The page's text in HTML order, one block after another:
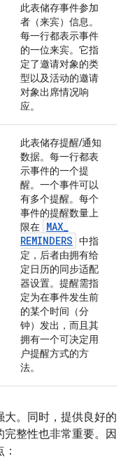
此表储存事件参加
者（来宾）信息。
每一行都表示事件
的一位来宾。它指
定了邀请对象的类
型以及活动的邀请
对象出席情况响
应。
此表储存提醒/通知
数据。每一行都表
示事件的一个提
醒。一个事件可以
有多个提醒。每个
事件的提醒数量上
限在 MAX_
REMINDERS 中指
定，后者由拥有给
定日历的同步适配
器设置。提醒需指
定为在事件发生前
的某个时间（分
钟）发出，而且其
拥有一个可决定用
户提醒方式的方
法。
大。同时，提供良好的
整性也非常重要。因